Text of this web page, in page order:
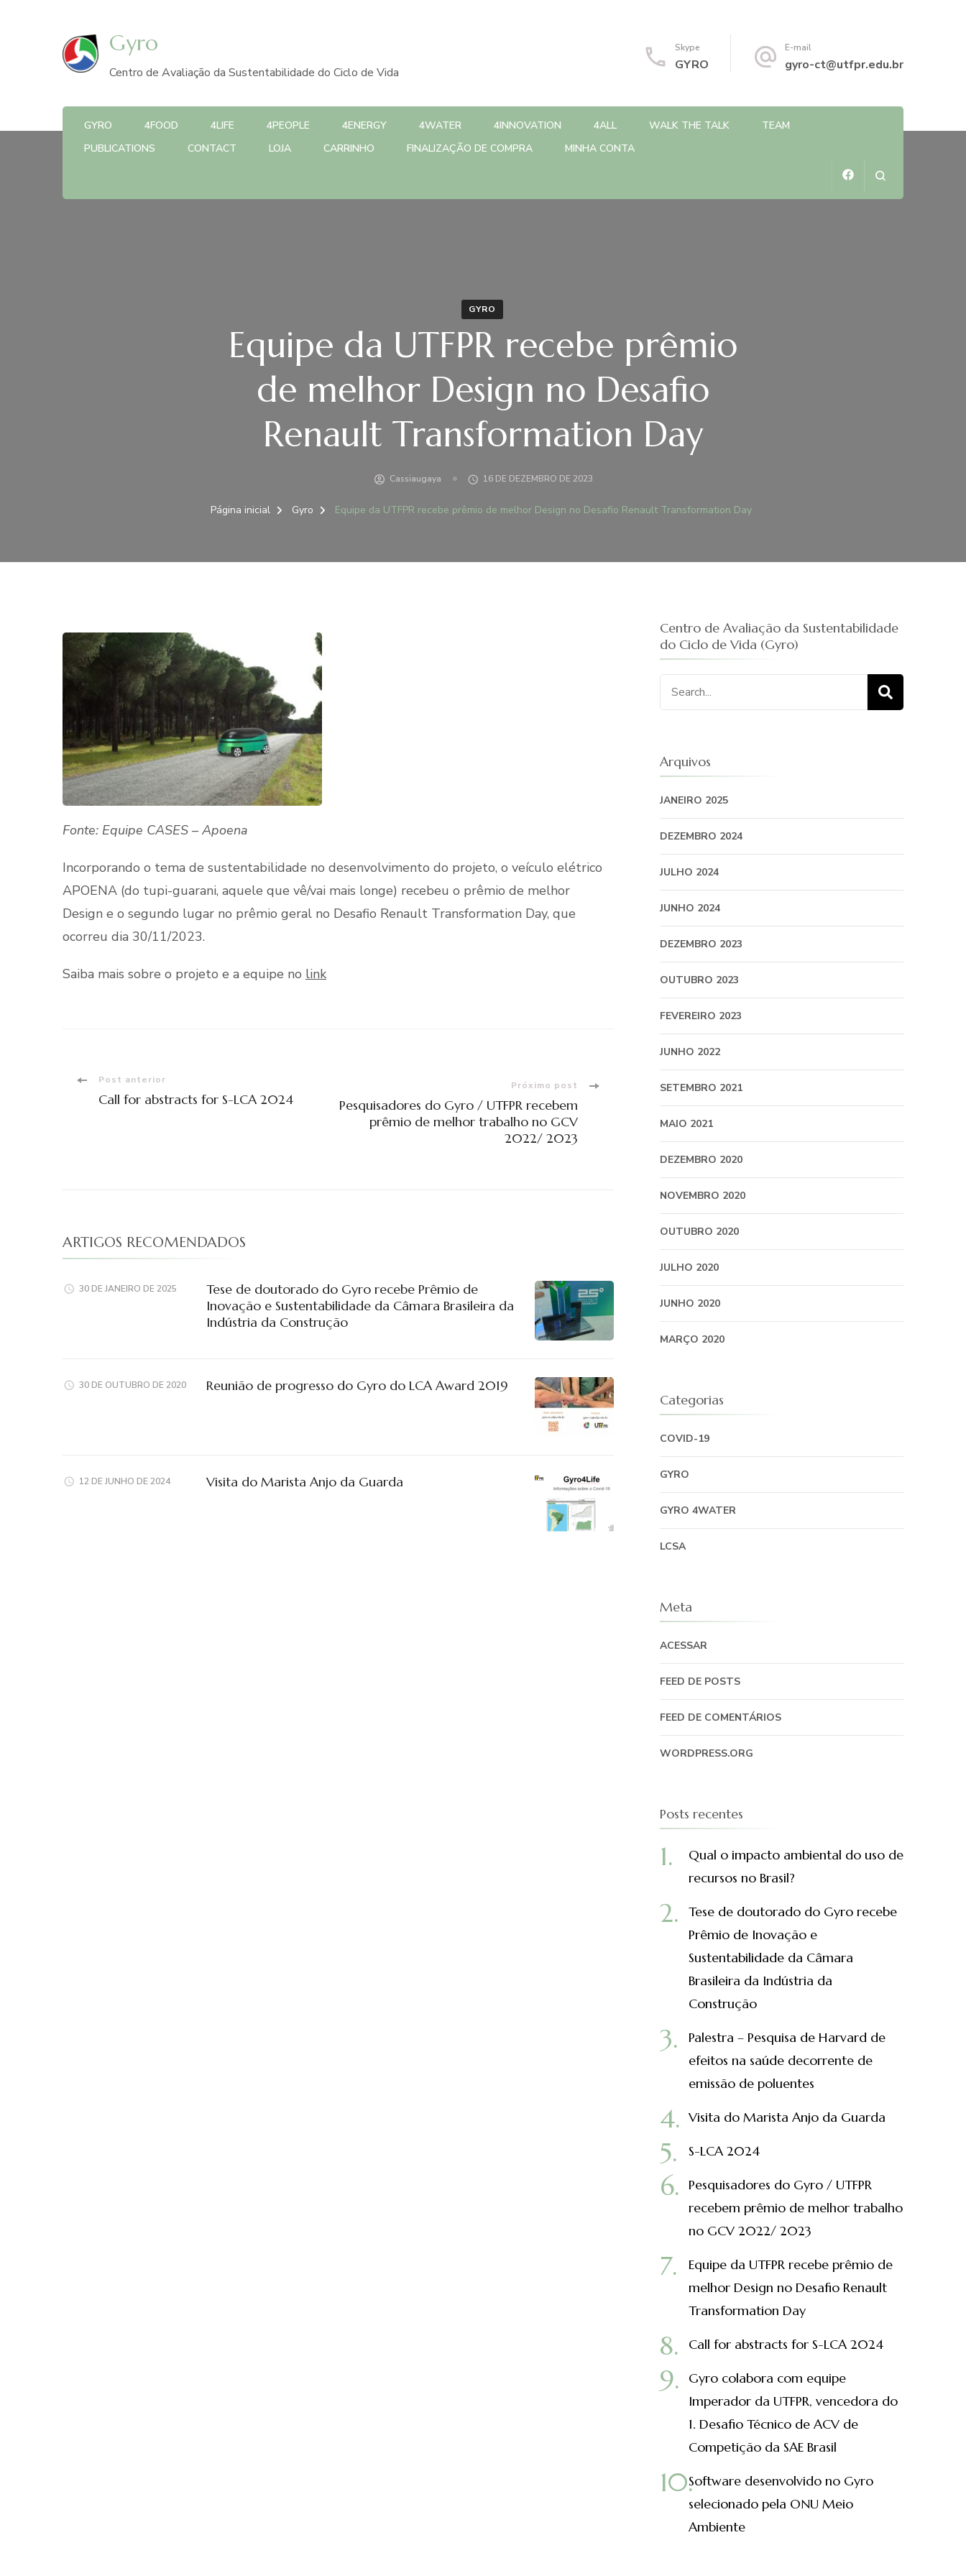
Gyro
Centro de Avaliação da Sustentabilidade do Ciclo de Vida
Skype
GYRO
E-mail
gyro-ct@utfpr.edu.br
GYRO 4FOOD 4LIFE 4PEOPLE 4ENERGY 4WATER 4INNOVATION 4ALL WALK THE TALK
TEAM
PUBLICATIONS
CONTACT LOJA CARRINHO FINALIZAÇÃO DE COMPRA MINHA CONTA
GYRO
Equipe da UTFPR recebe prêmio
de melhor Design no Desafio
Renault Transformation Day
Cassiaugaya 16 DE DEZEMBRO DE 2023
Página inicial Gyro Equipe da UTFPR recebe prêmio de melhor Design no Desafio Renault Transformation Day
Fonte: Equipe CASES – Apoena
Incorporando o tema de sustentabilidade no desenvolvimento do projeto, o veículo elétrico
APOENA (do tupi-guarani, aquele que vê/vai mais longe) recebeu o prêmio de melhor
Design e o segundo lugar no prêmio geral no Desafio Renault Transformation Day, que
ocorreu dia 30/11/2023.
Saiba mais sobre o projeto e a equipe no link
Navegação
Post anterior
Call for abstracts for S-LCA 2024
Próximo post
Pesquisadores do Gyro / UTFPR recebem
prêmio de melhor trabalho no GCV
2022/ 2023
ARTIGOS RECOMENDADOS
30 DE JANEIRO DE 2025
Tese de doutorado do Gyro recebe Prêmio de
Inovação e Sustentabilidade da Câmara Brasileira da
Indústria da Construção
30 DE OUTUBRO DE 2020 Reunião de progresso do Gyro do LCA Award 2019
12 DE JUNHO DE 2024 Visita do Marista Anjo da Guarda
Centro de Avaliação da Sustentabilidade
do Ciclo de Vida (Gyro)
Procurar
por:
Arquivos
JANEIRO 2025
DEZEMBRO 2024
JULHO 2024
JUNHO 2024
DEZEMBRO 2023
OUTUBRO 2023
FEVEREIRO 2023
JUNHO 2022
SETEMBRO 2021
MAIO 2021
DEZEMBRO 2020
NOVEMBRO 2020
OUTUBRO 2020
JULHO 2020
JUNHO 2020
MARÇO 2020
Categorias
COVID-19
GYRO
GYRO 4WATER
LCSA
Meta
ACESSAR
FEED DE POSTS
FEED DE COMENTÁRIOS
WORDPRESS.ORG
Posts recentes
Qual o impacto ambiental do uso de
recursos no Brasil?
Tese de doutorado do Gyro recebe
Prêmio de Inovação e
Sustentabilidade da Câmara
Brasileira da Indústria da
Construção
Palestra – Pesquisa de Harvard de
efeitos na saúde decorrente de
emissão de poluentes
Visita do Marista Anjo da Guarda
S-LCA 2024
Pesquisadores do Gyro / UTFPR
recebem prêmio de melhor trabalho
no GCV 2022/ 2023
Equipe da UTFPR recebe prêmio de
melhor Design no Desafio Renault
Transformation Day
Call for abstracts for S-LCA 2024
Gyro colabora com equipe
Imperador da UTFPR, vencedora do
1. Desafio Técnico de ACV de
Competição da SAE Brasil
Software desenvolvido no Gyro
selecionado pela ONU Meio
Ambiente